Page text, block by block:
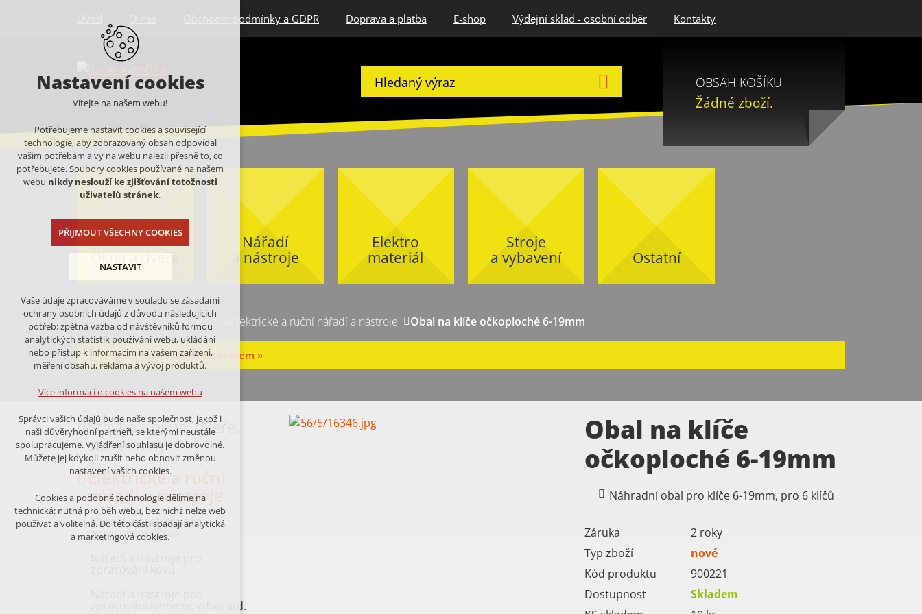
Obchodní podmínky a GDPR Doprava a platba E-shop Výdejní sklad - osobní odběr Kontakty
OBSAH KOŠÍKU
Žádné zboží.
Okna a dveře
Nářadí
a nástroje
Elektro
materiál
Stroje
a vybavení
Ostatní
Bazar Vysočina E-shop Elektrické a ruční nářadí a nástroje Obal na klíče očkoploché 6-19mm
Nová plastová okna skladem »
Obal na klíče
očkoploché 6-19mm
Náhradní obal pro klíče 6-19mm, pro 6 klíčů
Záruka
2 roky
Typ zboží
nové
Kód produktu
900221
Dostupnost
Skladem
Stavba - okna, dveře,
stavebniny
Elektrické a ruční
nářadí a nástroje
Nářadí a nástroje pro
zpracování dřeva
zpracování kamene, zdiva atd.
Nastavení cookies
Vítejte na našem webu!
Potřebujeme nastavit cookies a související
technologie, aby zobrazovaný obsah odpovídal
vašim potřebám a vy na webu nalezli přesně to, co
potřebujete. Soubory cookies používané na našem
webu nikdy neslouží ke zjišťování totožnosti
uživatelů stránek.
PŘIJMOUT VŠECHNY COOKIES
NASTAVIT
Technická cookies
nutná pro provozování webu
udržení kontextu stránek (session):
případná přihlášení, volby jazyka, apod.
Volitelná cookies
analytická pro anonymizované
vyhodnocení návštěvnosti
marketingová cookies (Google,Facebook)
Více informací o cookies na našem webu
ODMÍTNOUT VŠE
Vaše údaje zpracováváme v souladu se zásadami
ochrany osobních údajů z důvodu následujících
potřeb: zpětná vazba od návštěvníků formou
analytických statistik používání webu, ukládání
nebo přístup k informacím na vašem zařízení,
měření obsahu, reklama a vývoj produktů.
Více informací o cookies na našem webu
Správci vašich údajů bude naše společnost, jakož i
naši důvěryhodní partneři, se kterými neustále
spolupracujeme. Vyjádření souhlasu je dobrovolné.
Můžete jej kdykoli zrušit nebo obnovit změnou
nastavení vašich cookies.
Cookies a podobné technologie dělíme na
technická: nutná pro běh webu, bez nichž nelze web
používat a volitelná. Do této části spadají analytická
a marketingová cookies.